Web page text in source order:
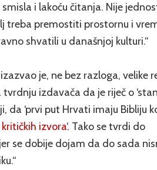
i lakoću čitanja. Nije
treba premostiti prostornu i
shvatili u današnjoj kulturi.“
je, ne bez razloga, velike
izdavača da je riječ o
da ‘prvi put Hrvati imaju Bibliju
izvora‘. Tako se tvrdi do
se dobije dojam da do sada